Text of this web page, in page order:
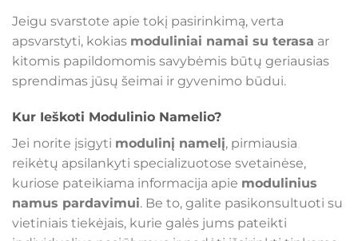
Jeigu svarstote apie tokį pasirinkimą, verta
apsvarstyti, kokias moduliniai namai su terasa ar
kitomis papildomomis savybėmis būtų geriausias
sprendimas jūsų šeimai ir gyvenimo būdui.
Kur Ieškoti Modulinio Namelio?
Jei norite įsigyti modulinį namelį, pirmiausia
reikėtų apsilankyti specializuotose svetainėse,
kuriose pateikiama informacija apie modulinius
namus pardavimui. Be to, galite pasikonsultuoti su
vietiniais tiekėjais, kurie galės jums pateikti